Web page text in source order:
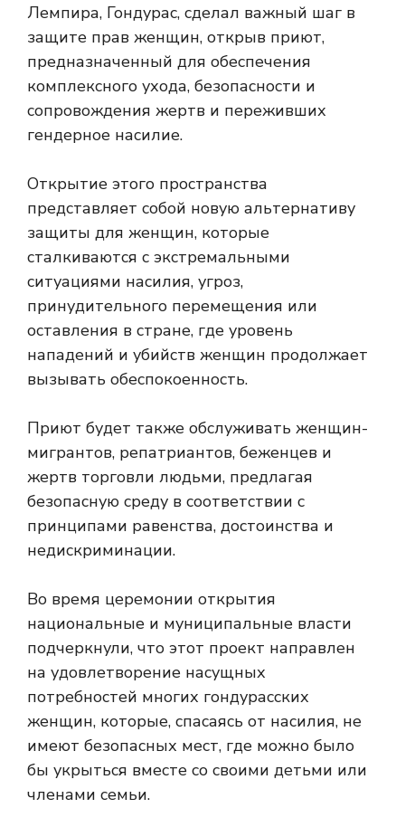
Лемпира, Гондурас, сделал важный шаг в
защите прав женщин, открыв приют,
предназначенный для обеспечения
комплексного ухода, безопасности и
сопровождения жертв и переживших
гендерное насилие.
Открытие этого пространства
представляет собой новую альтернативу
защиты для женщин, которые
сталкиваются с экстремальными
ситуациями насилия, угроз,
принудительного перемещения или
оставления в стране, где уровень
нападений и убийств женщин продолжает
вызывать обеспокоенность.
Приют будет также обслуживать женщин-
мигрантов, репатриантов, беженцев и
жертв торговли людьми, предлагая
безопасную среду в соответствии с
принципами равенства, достоинства и
недискриминации.
Во время церемонии открытия
национальные и муниципальные власти
подчеркнули, что этот проект направлен
на удовлетворение насущных
потребностей многих гондурасских
женщин, которые, спасаясь от насилия, не
имеют безопасных мест, где можно было
бы укрыться вместе со своими детьми или
членами семьи.